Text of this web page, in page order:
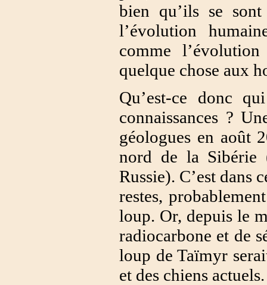
bien qu’ils se
l’évolution
comme
quelque chose aux
Qu’est-ce donc
connaissances ?
géologues en août
nord de la Sibérie
Russie). C’est dans
restes,
loup. Or, depuis le
radiocarbone et de
loup de Taïmyr
et des chiens actuels.